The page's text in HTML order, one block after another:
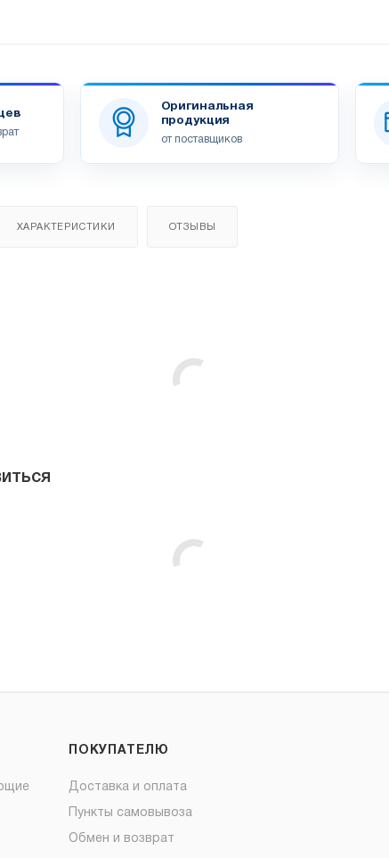
Оригинальная
продукция
от поставщиков
ХАРАКТЕРИСТИКИ ОТЗЫВЫ
ПОКУПАТЕЛЮ
Доставка и оплата
Пункты самовывоза
Обмен и возврат